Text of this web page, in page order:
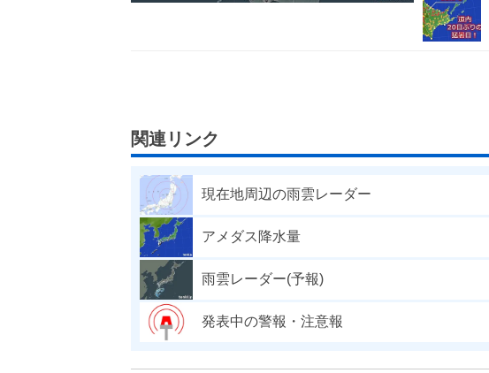
関連リンク
現在地周辺の雨雲レーダー
アメダス降水量
雨雲レーダー(予報)
発表中の警報・注意報